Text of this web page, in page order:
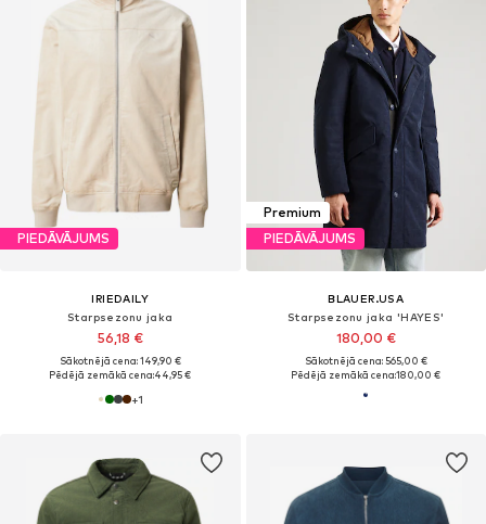
PIEDĀVĀJUMS
IRIEDAILY
Starpsezonu jaka
56,18 €
Sākotnējā cena: 149,90 €
Pēdējā zemākā cena:44,95 €
+1
Premium
PIEDĀVĀJUMS
BLAUER.USA
Starpsezonu jaka 'HAYES'
180,00 €
Sākotnējā cena: 565,00 €
Pēdējā zemākā cena:180,00 €